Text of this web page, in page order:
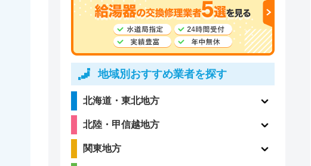
地域別おすすめ業者を探す
北海道・東北地方
北陸・甲信越地方
関東地方